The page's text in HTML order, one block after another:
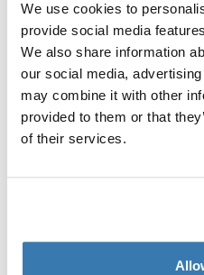
We use cookies to
provide social media
We also share information
our social media,
may combine it with other
provided to them or that
of their services.